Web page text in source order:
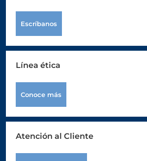
Escríbanos
Línea ética
Conoce más
Atención al Cliente